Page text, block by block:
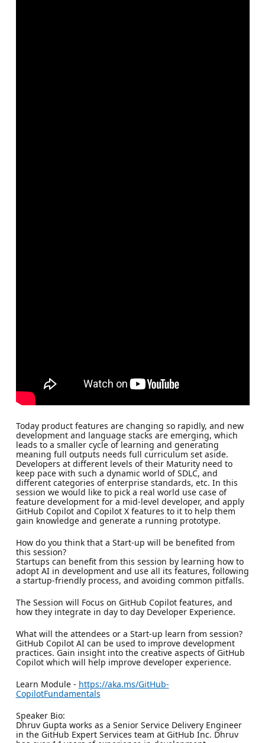
Today product features are changing so rapidly, and new
development and language stacks are emerging, which
leads to a smaller cycle of learning and generating
meaning full outputs needs full curriculum set aside.
Developers at different levels of their Maturity need to
keep pace with such a dynamic world of SDLC, and
different categories of enterprise standards, etc. In this
session we would like to pick a real world use case of
feature development for a mid-level developer, and apply
GitHub Copilot and Copilot X features to it to help them
gain knowledge and generate a running prototype.
How do you think that a Start-up will be benefited from
this session?
Startups can benefit from this session by learning how to
adopt AI in development and use all its features, following
a startup-friendly process, and avoiding common pitfalls.
The Session will Focus on GitHub Copilot features, and
how they integrate in day to day Developer Experience.
What will the attendees or a Start-up learn from session?
GitHub Copilot AI can be used to improve development
practices. Gain insight into the creative aspects of GitHub
Copilot which will help improve developer experience.
Learn Module - https://aka.ms/GitHub-
CopilotFundamentals
Speaker Bio:
Dhruv Gupta works as a Senior Service Delivery Engineer
in the GitHub Expert Services team at GitHub Inc. Dhruv